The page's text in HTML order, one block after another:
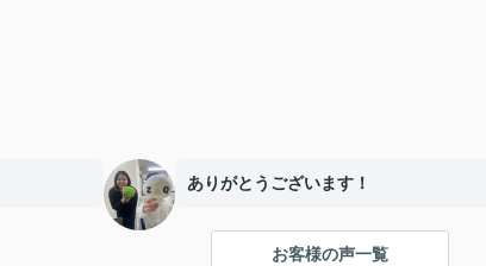
ありがとうございます！
お客様の声一覧